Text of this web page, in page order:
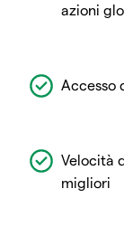
azioni
Accesso
Velocità
migliori